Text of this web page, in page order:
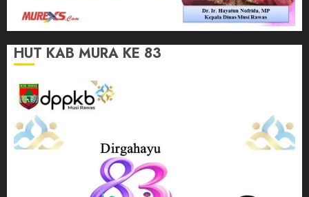
HUT KAB MURA KE 83